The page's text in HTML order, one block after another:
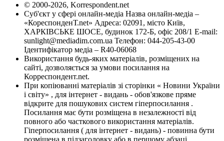
© 2000-2026, Korrespondent.net
Суб'єкт у сфері онлайн-медіа Назва онлайн-медіа –
«КореспонденТ.net» Адреса: 02091, місто Київ,
ХАРКІВСЬКЕ ШОСЕ, будинок 172-Б, офіс 208/1 E-mail:
sunlight@mediadim.com.ua Телефон: 044-205-43-00
Ідентифікатор медіа – R40-06068
Використання будь-яких матеріалів, розміщених на
сайті, дозволяється за умови посилання на
Корреспондент.net.
При копіюванні матеріалів зі сторінки « Новини України
і світу» , для інтернет - видань - обов'язкове пряме
відкрите для пошукових систем гіперпосилання .
Посилання має бути розміщена в незалежності від
повного або часткового використання матеріалів.
Гіперпосилання ( для інтернет - видань) - повинна бути